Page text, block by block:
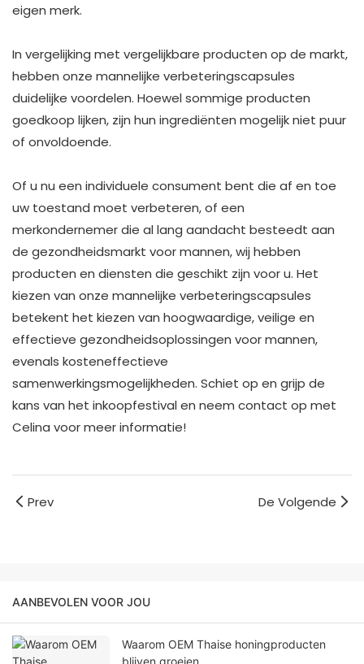
eigen merk. ​
In vergelijking met vergelijkbare producten op de markt,
hebben onze mannelijke verbeteringscapsules
duidelijke voordelen. Hoewel sommige producten
goedkoop lijken, zijn hun ingrediënten mogelijk niet puur
of onvoldoende.
Of u nu een individuele consument bent die af en toe
uw toestand moet verbeteren, of een
merkondernemer die al lang aandacht besteedt aan
de gezondheidsmarkt voor mannen, wij hebben
producten en diensten die geschikt zijn voor u. Het
kiezen van onze mannelijke verbeteringscapsules
betekent het kiezen van hoogwaardige, veilige en
effectieve gezondheidsoplossingen voor mannen,
evenals kosteneffectieve
samenwerkingsmogelijkheden. Schiet op en grijp de
kans van het inkoopfestival en neem contact op met
Celina voor meer informatie!
Prev De Volgende
AANBEVOLEN VOOR JOU
Waarom OEM Thaise honingproducten